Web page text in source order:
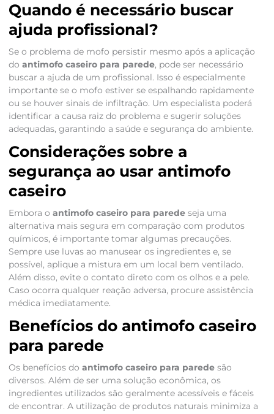
Quando é necessário buscar
ajuda profissional?
Se o problema de mofo persistir mesmo após a aplicação
do antimofo caseiro para parede, pode ser necessário
buscar a ajuda de um profissional. Isso é especialmente
importante se o mofo estiver se espalhando rapidamente
ou se houver sinais de infiltração. Um especialista poderá
identificar a causa raiz do problema e sugerir soluções
adequadas, garantindo a saúde e segurança do ambiente.
Considerações sobre a
segurança ao usar antimofo
caseiro
Embora o antimofo caseiro para paredeseja uma
alternativa mais segura em comparação com produtos
químicos, é importante tomar algumas precauções.
Sempre use luvas ao manusear os ingredientes e, se
possível, aplique a mistura em um local bem ventilado.
Além disso, evite o contato direto com os olhos e a pele.
Caso ocorra qualquer reação adversa, procure assistência
médica imediatamente.
Benefícios do antimofo caseiro
para parede
Os benefícios do antimofo caseiro para paredesão
diversos. Além de ser uma solução econômica, os
ingredientes utilizados são geralmente acessíveis e fáceis
de encontrar. A utilização de produtos naturais minimiza a